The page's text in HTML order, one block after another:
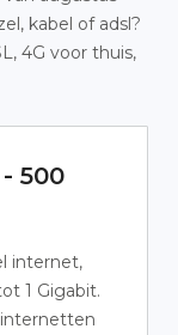
kabel of adsl?
4G voor thuis,
500
internet,
1 Gigabit.